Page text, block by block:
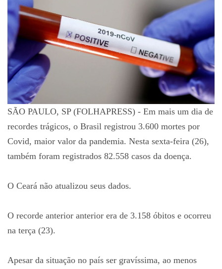
SÃO PAULO, SP (FOLHAPRESS) - Em mais um dia de
recordes trágicos, o Brasil registrou 3.600 mortes por
Covid, maior valor da pandemia. Nesta sexta-feira (26),
também foram registrados 82.558 casos da doença.
O Ceará não atualizou seus dados.
O recorde anterior anterior era de 3.158 óbitos e ocorreu
na terça (23).
Apesar da situação no país ser gravíssima, ao menos